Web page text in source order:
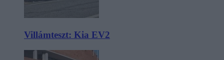
Villámteszt: Kia EV2